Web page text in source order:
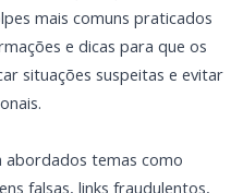
Social da prefeitura de